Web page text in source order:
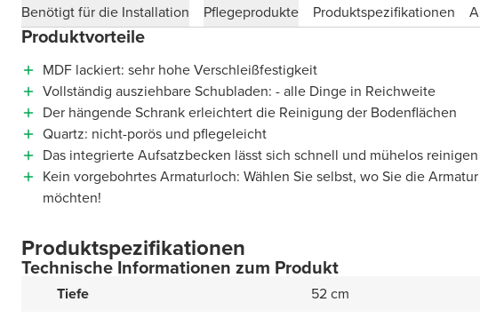
Benötigt für die Installation
Pflegeprodukte Produktspezifikationen
Produktvorteile
MDF lackiert: sehr hohe Verschleißfestigkeit
Vollständig ausziehbare Schubladen: - alle Dinge in Reichweite
Der hängende Schrank erleichtert die Reinigung der Bodenflächen
Quartz: nicht-porös und pflegeleicht
Das integrierte Aufsatzbecken lässt sich schnell und mühelos reinigen
Kein vorgebohrtes Armaturloch: Wählen Sie selbst, wo Sie die
möchten!
Produktspezifikationen
Technische Informationen zum Produkt
Tiefe
52 cm